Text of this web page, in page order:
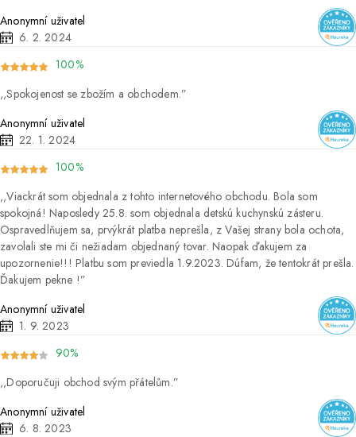
Anonymní uživatel
6. 2. 2024
100%
Spokojenost se zbožím a obchodem.
Anonymní uživatel
22. 1. 2024
100%
Viackrát som objednala z tohto internetového obchodu. Bola som
spokojná! Naposledy 25.8. som objednala detskú kuchynskú zásteru.
Ospravedlňujem sa, prvýkrát platba neprešla, z Vašej strany bola ochota,
zavolali ste mi či nežiadam objednaný tovar. Naopak ďakujem za
upozornenie!!! Platbu som previedla 1.9.2023. Dúfam, že tentokrát prešla.
Ďakujem pekne !
Anonymní uživatel
1. 9. 2023
90%
Doporučuji obchod svým přátelům.
Anonymní uživatel
6. 8. 2023